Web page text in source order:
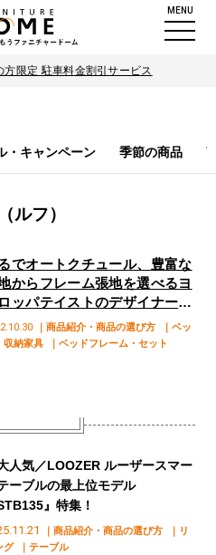
MENU
限定 駐車料金割引サービス
・キャンペーン 季節の商品
ルフ）
｜商品紹介・商品の選び方
｜ベッ
収納家具
｜ベッドフレーム・セット
でオートクチュール、豊富な
からフレーム張地を選べるヨ
ッパテイストのデザイナーズ
ド「ruf（ルフ）」
｜商品紹介・商品の選び方
｜リ
グ
｜テーブル
人気／LOOZER ルーザースマー
ーブルの最上位モデル
STB135』特集！